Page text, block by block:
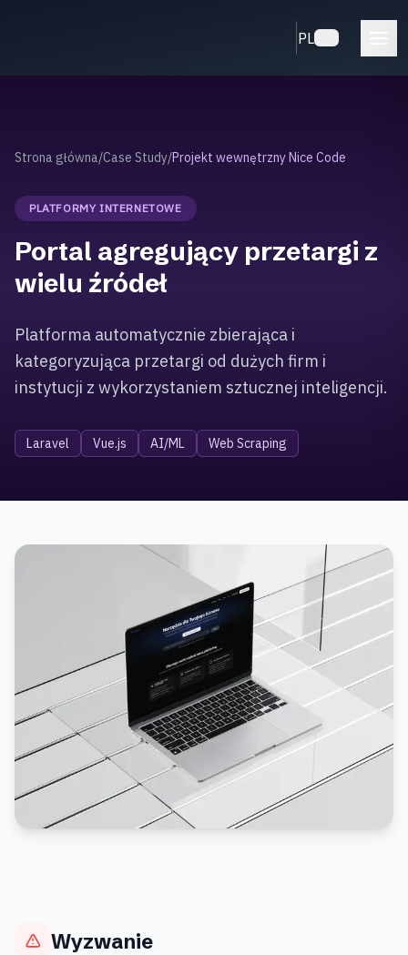
PL
Strona główna/Case Study/Projekt wewnętrzny Nice Code
PLATFORMY INTERNETOWE
Portal agregujący przetargi z
wielu źródeł
Platforma automatycznie zbierająca i
kategoryzująca przetargi od dużych firm i
instytucji z wykorzystaniem sztucznej inteligencji.
Laravel Vue.js AI/ML Web Scraping
Wyzwanie